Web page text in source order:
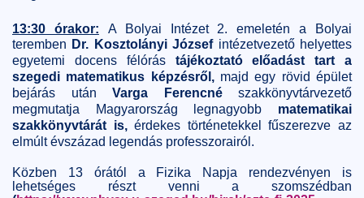
13:30 órakor:
A Bolyai Intézet 2. emeletén a Bolyai
teremben Dr. Kosztolányi József intézetvezető helyettes
egyetemi docens félórás
tájékoztató előadást tart a
szegedi matematikus képzésről, majd egy rövid épület
bejárás után
Varga Ferencné
szakkönyvtárvezető
megmutatja Magyarország legnagyobb
matematikai
szakkönyvtárát is, érdekes történetekkel fűszerezve az
elmúlt évszázad legendás professzorairól.
Közben 13 órától a Fizika Napja rendezvényen is
lehetséges részt venni a szomszédban